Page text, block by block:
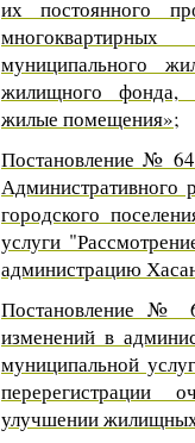
их постоянного
муниципального
жилищного фонда,
жилые помещения»;
Постановление №
Административного
городского
услуги
администрацию
Постановление №
изменений в
муниципальной
перерегистрации
улучшении